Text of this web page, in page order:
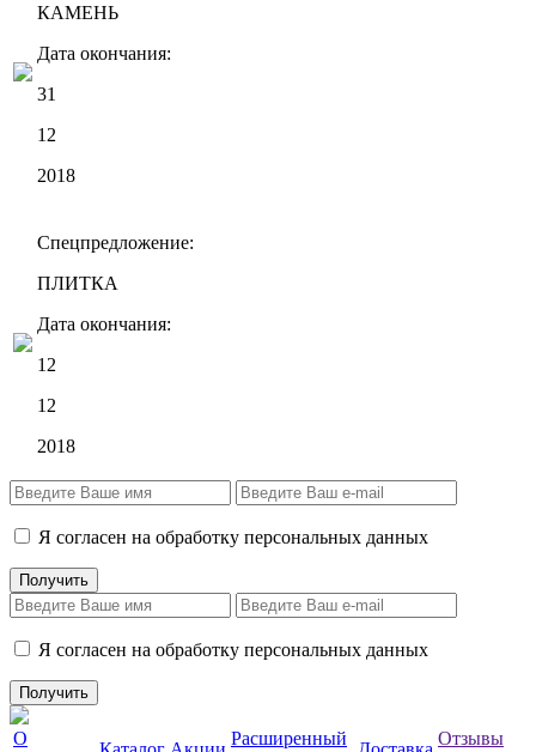
КАМЕНЬ
Дата окончания:
31
12
2018
Спецпредложение:
ПЛИТКА
Дата окончания:
12
12
2018
Я согласен на обработку персональных данных
Я согласен на обработку персональных данных
О
Расширенный
Отзывы